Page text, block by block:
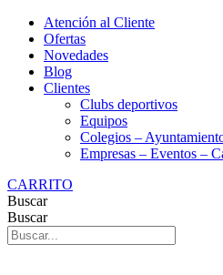
Atención al Cliente
Ofertas
Novedades
Blog
Clientes
Clubs deportivos
Equipos
Colegios –
Empresas – Eventos –
CARRITO
Buscar
Buscar